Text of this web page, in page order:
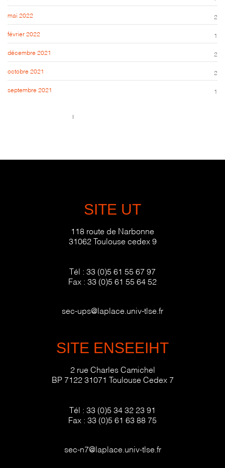
mai 2022 2
février 2022 1
décembre 2021 2
octobre 2021 2
septembre 2021 1
SITE UT
118 route de Narbonne
31062 Toulouse cedex 9
Tél : 33 (0)5 61 55 67 97
Fax : 33 (0)5 61 55 64 52
sec-ups@laplace.univ-tlse.fr
SITE ENSEEIHT
2 rue Charles Camichel
BP 7122 31071 Toulouse Cedex 7
Tél : 33 (0)5 34 32 23 91
Fax : 33 (0)5 61 63 88 75
sec-n7@laplace.univ-tlse.fr